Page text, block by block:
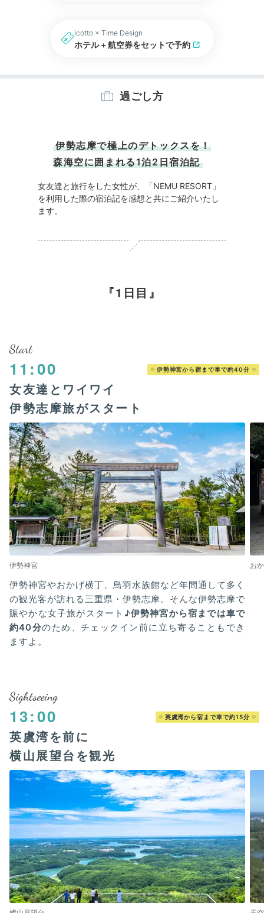
icotto × Time Design
ホテル + 航空券をセットで予約
過ごし方
伊勢志摩で極上のデトックスを！
森海空に囲まれる1泊2日宿泊記
女友達と旅行をした女性が、「NEMU RESORT」
を利用した際の宿泊記を感想と共にご紹介いたし
ます。
1日目
Start
11:00 伊勢神宮から宿まで車で約40分
女友達とワイワイ
伊勢志摩旅がスタート
伊勢神宮 お
伊勢神宮やおかげ横丁、鳥羽水族館など年間通して多く
の観光客が訪れる三重県・伊勢志摩。そんな伊勢志摩で
賑やかな女子旅がスタート♪伊勢神宮から宿までは車で
約40分のため、チェックイン前に立ち寄ることもでき
ますよ。
Sightseeing
13:00 英虞湾から宿まで車で約15分
英虞湾を前に
横山展望台を観光